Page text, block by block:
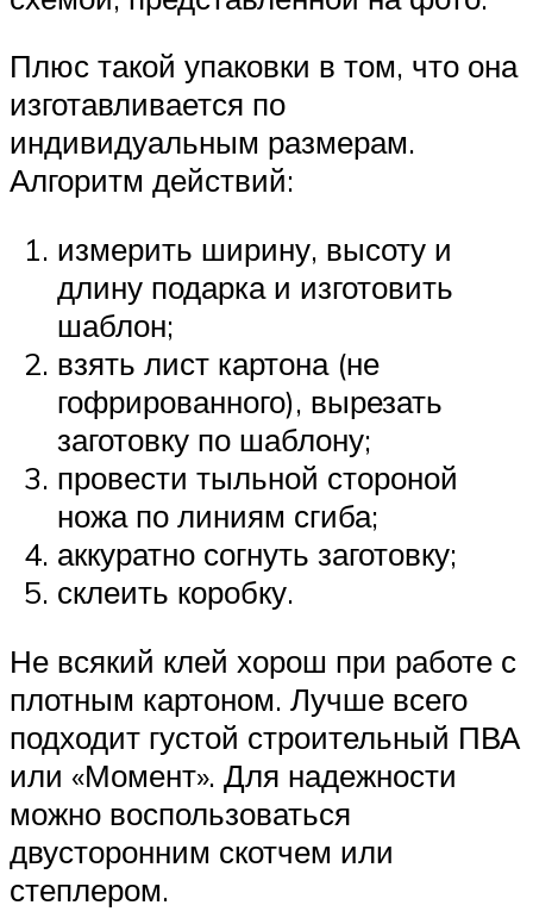
Плюс такой упаковки в том, что она
изготавливается по
индивидуальным размерам.
Алгоритм действий:
измерить ширину, высоту и
длину подарка и изготовить
шаблон;
взять лист картона (не
гофрированного), вырезать
заготовку по шаблону;
провести тыльной стороной
ножа по линиям сгиба;
аккуратно согнуть заготовку;
склеить коробку.
Не всякий клей хорош при работе с
плотным картоном. Лучше всего
подходит густой строительный ПВА
или «Момент». Для надежности
можно воспользоваться
двусторонним скотчем или
степлером.